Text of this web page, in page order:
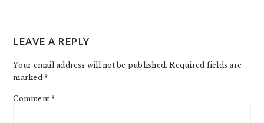
INTERACTIONS
LEAVE A REPLY
Your email address will not be published. Required fields are
marked*
Comment*